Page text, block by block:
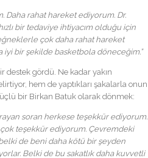
Daha rahat hareket ediyorum. Dr.
bir tedaviye ihtiyacım olduğu için
çok daha rahat hareket
iyi bir şekilde basketbola döneceğim.”
destek gördü. Ne kadar yakın
hem de yaptıkları şakalarla onun
bir Birkan Batuk olarak dönmek:
soran herkese teşekkür ediyorum.
çok teşekkür ediyorum. Çevremdeki
de beni daha kötü bir şeyden
Belki de bu sakatlık daha kuvvetli